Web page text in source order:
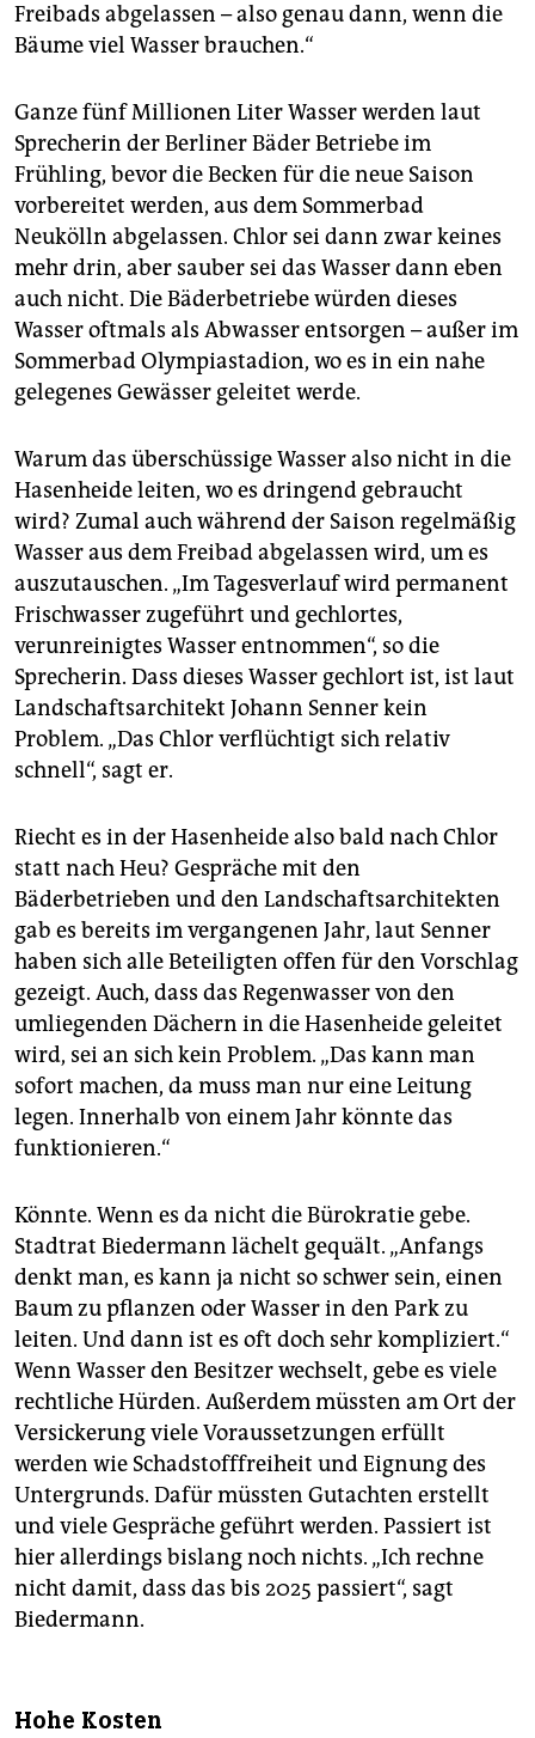
Freibads abgelassen – also genau dann, wenn die
Bäume viel Wasser brauchen.“
Ganze fünf Millionen Liter Wasser werden laut
Sprecherin der Berliner Bäder Betriebe im
Frühling, bevor die Becken für die neue Saison
vorbereitet werden, aus dem Sommerbad
Neukölln abgelassen. Chlor sei dann zwar keines
mehr drin, aber sauber sei das Wasser dann eben
auch nicht. Die Bäderbetriebe würden dieses
Wasser oftmals als Abwasser entsorgen – außer im
Sommerbad Olympiastadion, wo es in ein nahe
gelegenes Gewässer geleitet werde.
Warum das überschüssige Wasser also nicht in die
Hasenheide leiten, wo es dringend gebraucht
wird? Zumal auch während der Saison regelmäßig
Wasser aus dem Freibad abgelassen wird, um es
auszutauschen. „Im Tagesverlauf wird permanent
Frischwasser zugeführt und gechlortes,
verunreinigtes Wasser entnommen“, so die
Sprecherin. Dass dieses Wasser gechlort ist, ist laut
Landschaftsarchitekt Johann Senner kein
Problem. „Das Chlor verflüchtigt sich relativ
schnell“, sagt er.
Riecht es in der Hasenheide also bald nach Chlor
statt nach Heu? Gespräche mit den
Bäderbetrieben und den Landschaftsarchitekten
gab es bereits im vergangenen Jahr, laut Senner
haben sich alle Beteiligten offen für den Vorschlag
gezeigt. Auch, dass das Regenwasser von den
umliegenden Dächern in die Hasenheide geleitet
wird, sei an sich kein Problem. „Das kann man
sofort machen, da muss man nur eine Leitung
legen. Innerhalb von einem Jahr könnte das
funktionieren.“
Könnte. Wenn es da nicht die Bürokratie gebe.
Stadtrat Biedermann lächelt gequält. „Anfangs
denkt man, es kann ja nicht so schwer sein, einen
Baum zu pflanzen oder Wasser in den Park zu
leiten. Und dann ist es oft doch sehr kompliziert.“
Wenn Wasser den Besitzer wechselt, gebe es viele
rechtliche Hürden. Außerdem müssten am Ort der
Versickerung viele Voraussetzungen erfüllt
werden wie Schadstofffreiheit und Eignung des
Untergrunds. Dafür müssten Gutachten erstellt
und viele Gespräche geführt werden. Passiert ist
hier allerdings bislang noch nichts. „Ich rechne
nicht damit, dass das bis 2025 passiert“, sagt
Biedermann.
Hohe Kosten